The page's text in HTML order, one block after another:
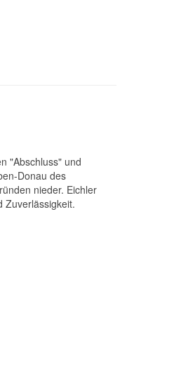
"Abschluss" und
Donau des
nieder. Eichler
Zuverlässigkeit.